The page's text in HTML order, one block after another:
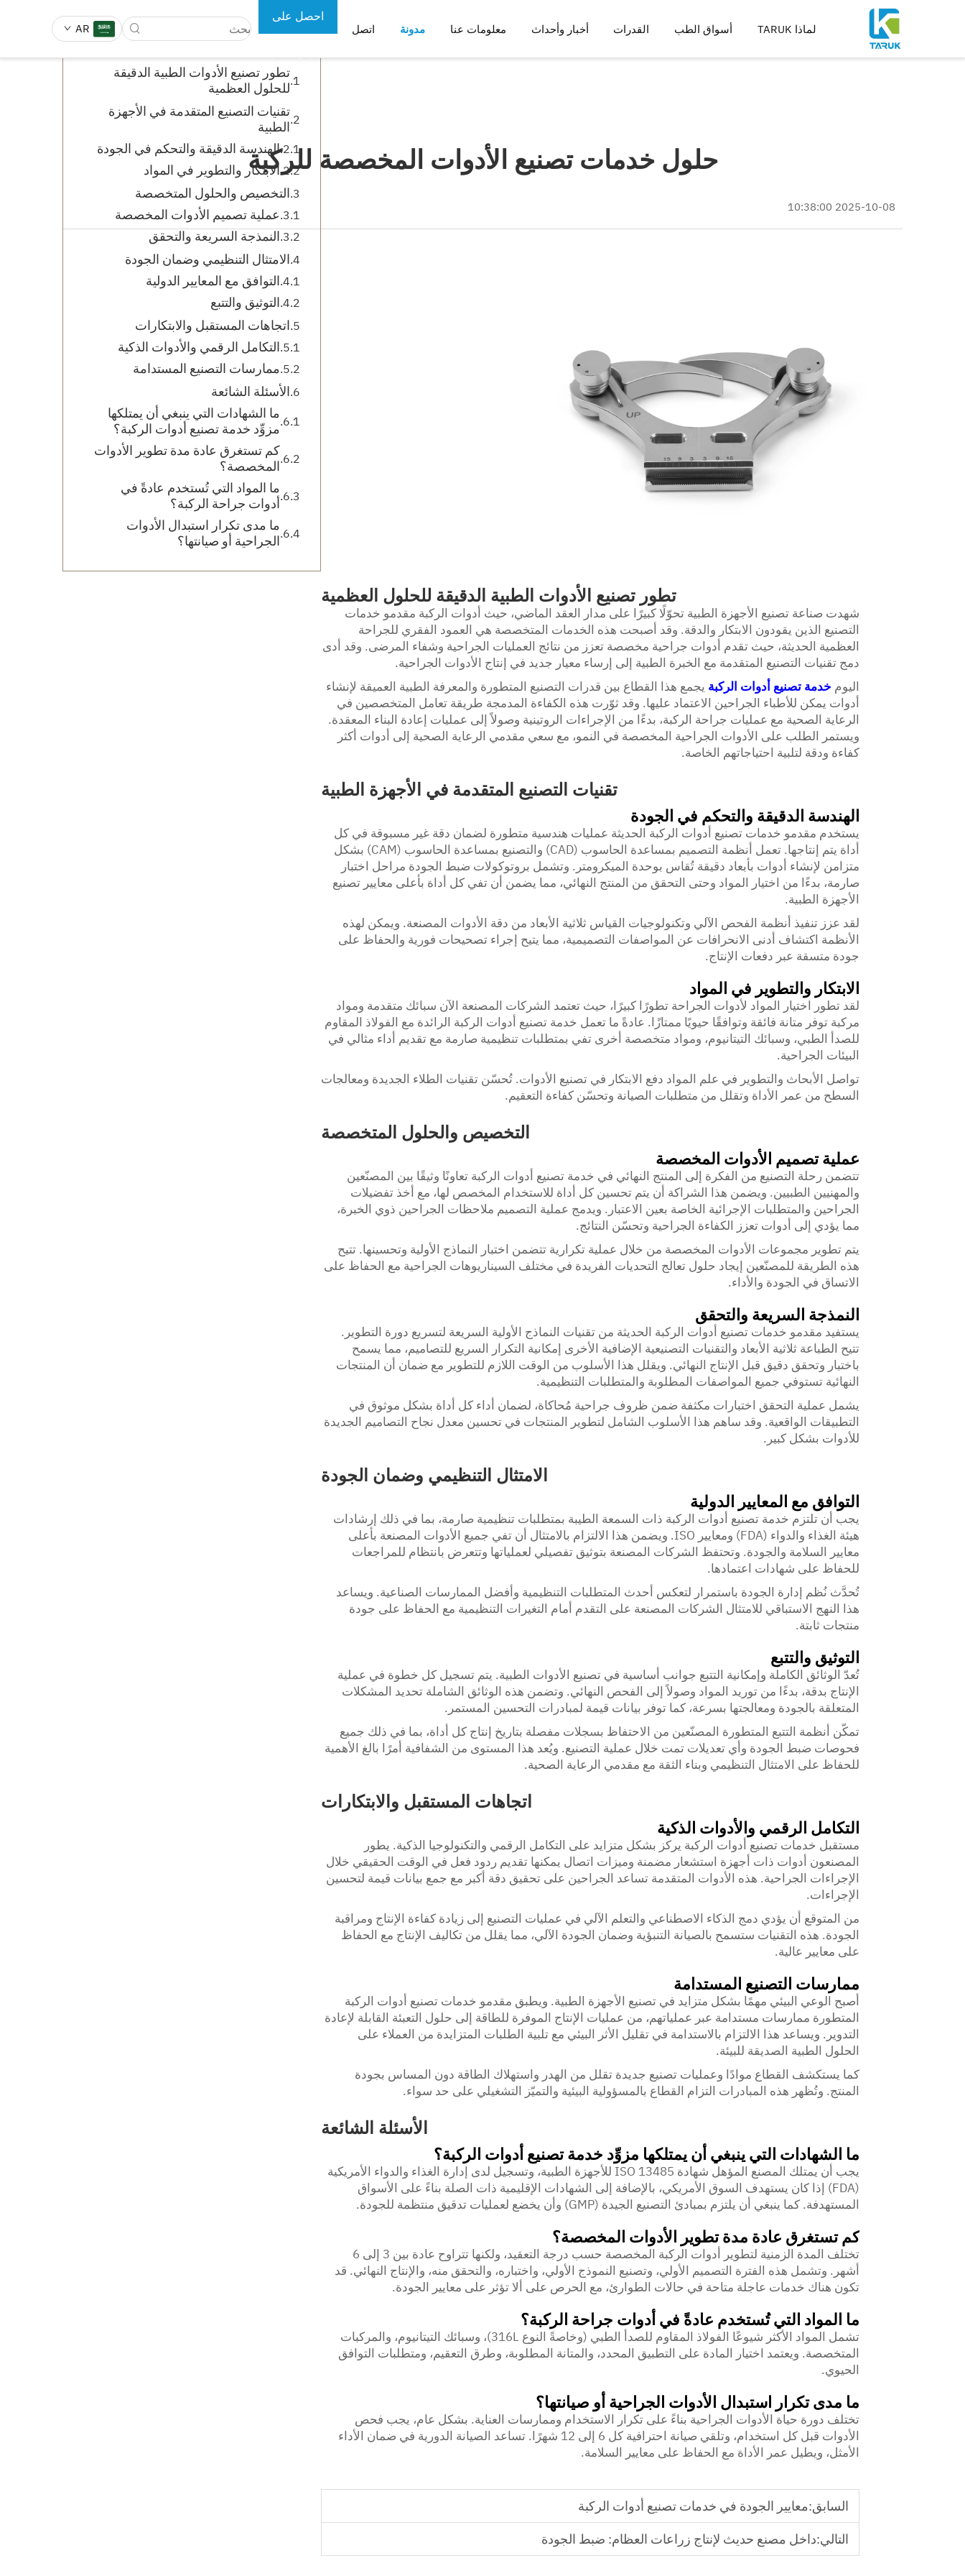
لماذا TARUK أسواق الطب
أدوات التوسيع والقطع والثقب
مكونات الروبوتات الجراحية أدوات طب الأسنان
القدرات أخبار وأحداث معلومات عنا مدونة اتصل
احصل على
AR
حلول خدمات تصنيع الأدوات المخصصة للركبة
2025-10-08 10:38:00
تطور تصنيع الأدوات الطبية الدقيقة للحلول العظمية
شهدت صناعة تصنيع الأجهزة الطبية تحوّلًا كبيرًا على مدار العقد الماضي، حيث أدوات الركبة مقدمو خدمات
التصنيع الذين يقودون الابتكار والدقة. وقد أصبحت هذه الخدمات المتخصصة هي العمود الفقري للجراحة
العظمية الحديثة، حيث تقدم أدوات جراحية مخصصة تعزز من نتائج العمليات الجراحية وشفاء المرضى. وقد أدى
دمج تقنيات التصنيع المتقدمة مع الخبرة الطبية إلى إرساء معيار جديد في إنتاج الأدوات الجراحية.
اليوم خدمة تصنيع أدوات الركبة يجمع هذا القطاع بين قدرات التصنيع المتطورة والمعرفة الطبية العميقة لإنشاء
أدوات يمكن للأطباء الجراحين الاعتماد عليها. وقد ثوّرت هذه الكفاءة المدمجة طريقة تعامل المتخصصين في
الرعاية الصحية مع عمليات جراحة الركبة، بدءًا من الإجراءات الروتينية وصولاً إلى عمليات إعادة البناء المعقدة.
ويستمر الطلب على الأدوات الجراحية المخصصة في النمو، مع سعي مقدمي الرعاية الصحية إلى أدوات أكثر
كفاءة ودقة لتلبية احتياجاتهم الخاصة.
تقنيات التصنيع المتقدمة في الأجهزة الطبية
الهندسة الدقيقة والتحكم في الجودة
يستخدم مقدمو خدمات تصنيع أدوات الركبة الحديثة عمليات هندسية متطورة لضمان دقة غير مسبوقة في كل
أداة يتم إنتاجها. تعمل أنظمة التصميم بمساعدة الحاسوب (CAD) والتصنيع بمساعدة الحاسوب (CAM) بشكل
متزامن لإنشاء أدوات بأبعاد دقيقة تُقاس بوحدة الميكرومتر. وتشمل بروتوكولات ضبط الجودة مراحل اختبار
صارمة، بدءًا من اختيار المواد وحتى التحقق من المنتج النهائي، مما يضمن أن تفي كل أداة بأعلى معايير تصنيع
الأجهزة الطبية.
لقد عزز تنفيذ أنظمة الفحص الآلي وتكنولوجيات القياس ثلاثية الأبعاد من دقة الأدوات المصنعة. ويمكن لهذه
الأنظمة اكتشاف أدنى الانحرافات عن المواصفات التصميمية، مما يتيح إجراء تصحيحات فورية والحفاظ على
جودة متسقة عبر دفعات الإنتاج.
الابتكار والتطوير في المواد
لقد تطور اختيار المواد لأدوات الجراحة تطورًا كبيرًا، حيث تعتمد الشركات المصنعة الآن سبائك متقدمة ومواد
مركبة توفر متانة فائقة وتوافقًا حيويًا ممتازًا. عادةً ما تعمل خدمة تصنيع أدوات الركبة الرائدة مع الفولاذ المقاوم
للصدأ الطبي، وسبائك التيتانيوم، ومواد متخصصة أخرى تفي بمتطلبات تنظيمية صارمة مع تقديم أداء مثالي في
البيئات الجراحية.
تواصل الأبحاث والتطوير في علم المواد دفع الابتكار في تصنيع الأدوات. تُحسّن تقنيات الطلاء الجديدة ومعالجات
السطح من عمر الأداة وتقلل من متطلبات الصيانة وتحسّن كفاءة التعقيم.
التخصيص والحلول المتخصصة
عملية تصميم الأدوات المخصصة
تتضمن رحلة التصنيع من الفكرة إلى المنتج النهائي في خدمة تصنيع أدوات الركبة تعاونًا وثيقًا بين المصنّعين
والمهنيين الطبيين. ويضمن هذا الشراكة أن يتم تحسين كل أداة للاستخدام المخصص لها، مع أخذ تفضيلات
الجراحين والمتطلبات الإجرائية الخاصة بعين الاعتبار. ويدمج عملية التصميم ملاحظات الجراحين ذوي الخبرة،
مما يؤدي إلى أدوات تعزز الكفاءة الجراحية وتحسّن النتائج.
يتم تطوير مجموعات الأدوات المخصصة من خلال عملية تكرارية تتضمن اختبار النماذج الأولية وتحسينها. تتيح
هذه الطريقة للمصنّعين إيجاد حلول تعالج التحديات الفريدة في مختلف السيناريوهات الجراحية مع الحفاظ على
الاتساق في الجودة والأداء.
النمذجة السريعة والتحقق
يستفيد مقدمو خدمات تصنيع أدوات الركبة الحديثة من تقنيات النماذج الأولية السريعة لتسريع دورة التطوير.
تتيح الطباعة ثلاثية الأبعاد والتقنيات التصنيعية الإضافية الأخرى إمكانية التكرار السريع للتصاميم، مما يسمح
باختبار وتحقق دقيق قبل الإنتاج النهائي. ويقلل هذا الأسلوب من الوقت اللازم للتطوير مع ضمان أن المنتجات
النهائية تستوفي جميع المواصفات المطلوبة والمتطلبات التنظيمية.
يشمل عملية التحقق اختبارات مكثفة ضمن ظروف جراحية مُحاكاة، لضمان أداء كل أداة بشكل موثوق في
التطبيقات الواقعية. وقد ساهم هذا الأسلوب الشامل لتطوير المنتجات في تحسين معدل نجاح التصاميم الجديدة
للأدوات بشكل كبير.
الامتثال التنظيمي وضمان الجودة
التوافق مع المعايير الدولية
يجب أن تلتزم خدمة تصنيع أدوات الركبة ذات السمعة الطيبة بمتطلبات تنظيمية صارمة، بما في ذلك إرشادات
هيئة الغذاء والدواء (FDA) ومعايير ISO. ويضمن هذا الالتزام بالامتثال أن تفي جميع الأدوات المصنعة بأعلى
معايير السلامة والجودة. وتحتفظ الشركات المصنعة بتوثيق تفصيلي لعملياتها وتتعرض بانتظام للمراجعات
للحفاظ على شهادات اعتمادها.
تُحدَّث نُظم إدارة الجودة باستمرار لتعكس أحدث المتطلبات التنظيمية وأفضل الممارسات الصناعية. ويساعد
هذا النهج الاستباقي للامتثال الشركات المصنعة على التقدم أمام التغيرات التنظيمية مع الحفاظ على جودة
منتجات ثابتة.
التوثيق والتتبع
تُعدّ الوثائق الكاملة وإمكانية التتبع جوانب أساسية في تصنيع الأدوات الطبية. يتم تسجيل كل خطوة في عملية
الإنتاج بدقة، بدءًا من توريد المواد وصولاً إلى الفحص النهائي. وتضمن هذه الوثائق الشاملة تحديد المشكلات
المتعلقة بالجودة ومعالجتها بسرعة، كما توفر بيانات قيمة لمبادرات التحسين المستمر.
تمكّن أنظمة التتبع المتطورة المصنّعين من الاحتفاظ بسجلات مفصلة بتاريخ إنتاج كل أداة، بما في ذلك جميع
فحوصات ضبط الجودة وأي تعديلات تمت خلال عملية التصنيع. ويُعد هذا المستوى من الشفافية أمرًا بالغ الأهمية
للحفاظ على الامتثال التنظيمي وبناء الثقة مع مقدمي الرعاية الصحية.
اتجاهات المستقبل والابتكارات
التكامل الرقمي والأدوات الذكية
مستقبل خدمات تصنيع أدوات الركبة يركز بشكل متزايد على التكامل الرقمي والتكنولوجيا الذكية. يطور
المصنعون أدوات ذات أجهزة استشعار مضمنة وميزات اتصال يمكنها تقديم ردود فعل في الوقت الحقيقي خلال
الإجراءات الجراحية. هذه الأدوات المتقدمة تساعد الجراحين على تحقيق دقة أكبر مع جمع بيانات قيمة لتحسين
الإجراءات.
من المتوقع أن يؤدي دمج الذكاء الاصطناعي والتعلم الآلي في عمليات التصنيع إلى زيادة كفاءة الإنتاج ومراقبة
الجودة. هذه التقنيات ستسمح بالصيانة التنبؤية وضمان الجودة الآلي، مما يقلل من تكاليف الإنتاج مع الحفاظ
على معايير عالية.
ممارسات التصنيع المستدامة
أصبح الوعي البيئي مهمًا بشكل متزايد في تصنيع الأجهزة الطبية. ويطبق مقدمو خدمات تصنيع أدوات الركبة
المتطورة ممارسات مستدامة عبر عملياتهم، من عمليات الإنتاج الموفرة للطاقة إلى حلول التعبئة القابلة لإعادة
التدوير. ويساعد هذا الالتزام بالاستدامة في تقليل الأثر البيئي مع تلبية الطلبات المتزايدة من العملاء على
الحلول الطبية الصديقة للبيئة.
كما يستكشف القطاع موادًا وعمليات تصنيع جديدة تقلل من الهدر واستهلاك الطاقة دون المساس بجودة
المنتج. وتُظهر هذه المبادرات التزام القطاع بالمسؤولية البيئية والتميّز التشغيلي على حد سواء.
الأسئلة الشائعة
ما الشهادات التي ينبغي أن يمتلكها مزوِّد خدمة تصنيع أدوات الركبة؟
يجب أن يمتلك المصنع المؤهل شهادة ISO 13485 للأجهزة الطبية، وتسجيل لدى إدارة الغذاء والدواء الأمريكية
(FDA) إذا كان يستهدف السوق الأمريكي، بالإضافة إلى الشهادات الإقليمية ذات الصلة بناءً على الأسواق
المستهدفة. كما ينبغي أن يلتزم بمبادئ التصنيع الجيدة (GMP) وأن يخضع لعمليات تدقيق منتظمة للجودة.
كم تستغرق عادة مدة تطوير الأدوات المخصصة؟
تختلف المدة الزمنية لتطوير أدوات الركبة المخصصة حسب درجة التعقيد، ولكنها تتراوح عادة بين 3 إلى 6
أشهر. وتشمل هذه الفترة التصميم الأولي، وتصنيع النموذج الأولي، واختباره، والتحقق منه، والإنتاج النهائي. قد
تكون هناك خدمات عاجلة متاحة في حالات الطوارئ، مع الحرص على ألا تؤثر على معايير الجودة.
ما المواد التي تُستخدم عادةً في أدوات جراحة الركبة؟
تشمل المواد الأكثر شيوعًا الفولاذ المقاوم للصدأ الطبي (وخاصةً النوع 316L)، وسبائك التيتانيوم، والمركبات
المتخصصة. ويعتمد اختيار المادة على التطبيق المحدد، والمتانة المطلوبة، وطرق التعقيم، ومتطلبات التوافق
الحيوي.
ما مدى تكرار استبدال الأدوات الجراحية أو صيانتها؟
تختلف دورة حياة الأدوات الجراحية بناءً على تكرار الاستخدام وممارسات العناية. بشكل عام، يجب فحص
الأدوات قبل كل استخدام، وتلقي صيانة احترافية كل 6 إلى 12 شهرًا. تساعد الصيانة الدورية في ضمان الأداء
الأمثل، ويطيل عمر الأداة مع الحفاظ على معايير السلامة.
السابق:معايير الجودة في خدمات تصنيع أدوات الركبة
التالي:داخل مصنع حديث لإنتاج زراعات العظام: ضبط الجودة
جدول المحتويات
تطور تصنيع الأدوات الطبية الدقيقة
للحلول العظمية
تقنيات التصنيع المتقدمة في الأجهزة
الطبية
الهندسة الدقيقة والتحكم في الجودة
الابتكار والتطوير في المواد
التخصيص والحلول المتخصصة
عملية تصميم الأدوات المخصصة
النمذجة السريعة والتحقق
الامتثال التنظيمي وضمان الجودة
التوافق مع المعايير الدولية
التوثيق والتتبع
اتجاهات المستقبل والابتكارات
التكامل الرقمي والأدوات الذكية
ممارسات التصنيع المستدامة
الأسئلة الشائعة
ما الشهادات التي ينبغي أن يمتلكها
مزوِّد خدمة تصنيع أدوات الركبة؟
كم تستغرق عادة مدة تطوير الأدوات
المخصصة؟
ما المواد التي تُستخدم عادةً في
أدوات جراحة الركبة؟
ما مدى تكرار استبدال الأدوات
الجراحية أو صيانتها؟